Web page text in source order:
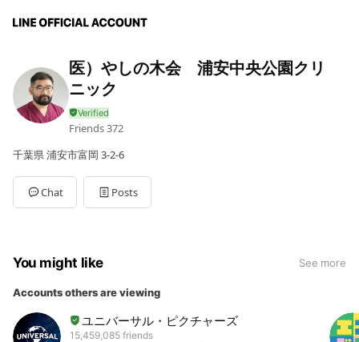
医）やしの木会 浦安中央公園クリ
ニック
Friends372
千葉県 浦安市富岡 3-2-6
Chat Posts
You might like See more
Accounts others are viewing
ユニバーサル・ピクチャーズ
15,459,085 friends